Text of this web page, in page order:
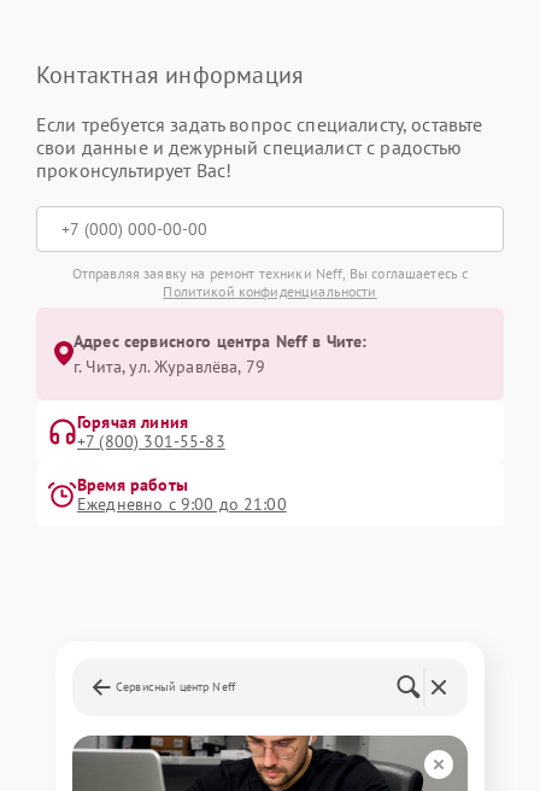
Контактная информация
Если требуется задать вопрос специалисту, оставьте
свои данные и дежурный специалист с радостью
проконсультирует Вас!
Отправляя заявку на ремонт техники Neff, Вы соглашаетесь с
Политикой конфиденциальности
Адрес сервисного центра Neff в Чите:
г. Чита, ул. Журавлёва, 79
Горячая линия
+7 (800) 301-55-83
Время работы
Ежедневно с 9:00 до 21:00
Сервисный центр Neff